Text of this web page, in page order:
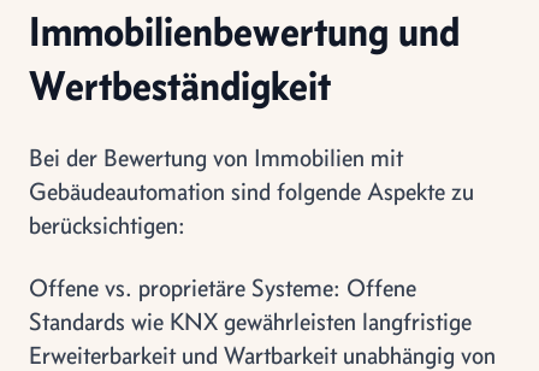
Immobilienbewertung und
Wertbeständigkeit
Bei der Bewertung von Immobilien mit
Gebäudeautomation sind folgende Aspekte zu
berücksichtigen:
Offene vs. proprietäre Systeme: Offene
Standards wie KNX gewährleisten langfristige
Erweiterbarkeit und Wartbarkeit unabhängig von